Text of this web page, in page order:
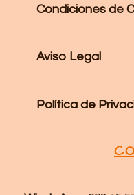
Condiciones de
Aviso Legal
Política de